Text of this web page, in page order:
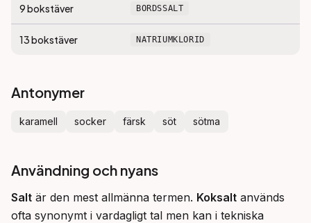
9bokstäver BORDSSALT
13bokstäver NATRIUMKLORID
Antonymer
karamell socker färsk söt sötma
Användning och nyans
Salt är den mest allmänna termen. Koksalt används
ofta synonymt i vardagligt tal men kan i tekniska